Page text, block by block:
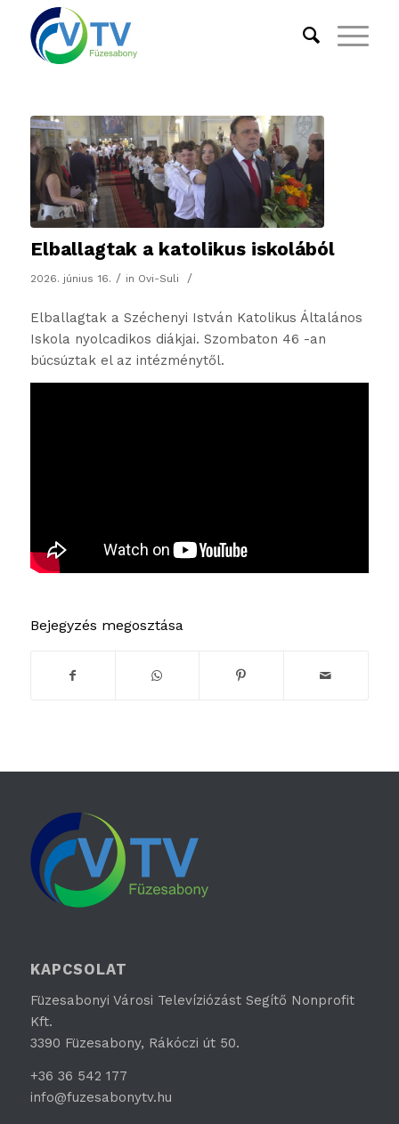
Elballagtak a katolikus iskolából
2026. június 16. / in Ovi-Suli /
Elballagtak a Széchenyi István Katolikus Általános
Iskola nyolcadikos diákjai. Szombaton 46 -an
búcsúztak el az intézménytől.
Bejegyzés megosztása
KAPCSOLAT
Füzesabonyi Városi Televíziózást Segítő Nonprofit
Kft.
3390 Füzesabony, Rákóczi út 50.
+36 36 542 177
info@fuzesabonytv.hu